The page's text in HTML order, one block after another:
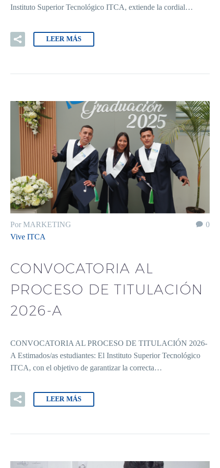
Instituto Superior Tecnológico ITCA, extiende la cordial…
LEER MÁS
0
Por MARKETING
Vive ITCA
CONVOCATORIA AL
PROCESO DE TITULACIÓN
2026-A
CONVOCATORIA AL PROCESO DE TITULACIÓN 2026-
A Estimados/as estudiantes: El Instituto Superior Tecnológico
ITCA, con el objetivo de garantizar la correcta…
LEER MÁS